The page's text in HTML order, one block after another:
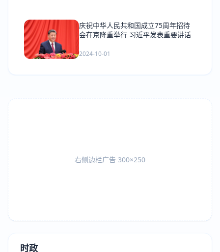
庆祝中华人民共和国成立75周年招待
会在京隆重举行 习近平发表重要讲话
2024-10-01
右侧边栏广告 300×250
时政